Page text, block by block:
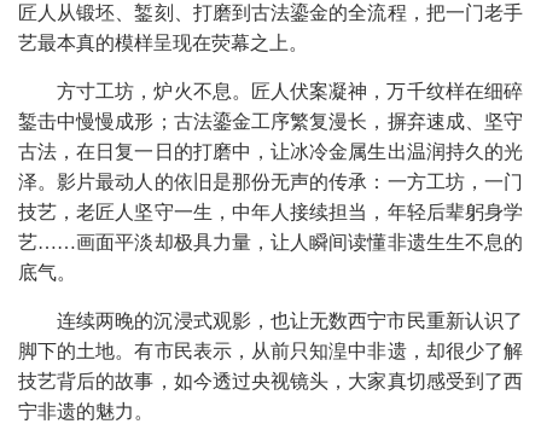
匠人从锻坯、錾刻、打磨到古法鎏金的全流程，把一门老手
艺最本真的模样呈现在荧幕之上。
方寸工坊，炉火不息。匠人伏案凝神，万千纹样在细碎
錾击中慢慢成形；古法鎏金工序繁复漫长，摒弃速成、坚守
古法，在日复一日的打磨中，让冰冷金属生出温润持久的光
泽。影片最动人的依旧是那份无声的传承：一方工坊，一门
技艺，老匠人坚守一生，中年人接续担当，年轻后辈躬身学
艺……画面平淡却极具力量，让人瞬间读懂非遗生生不息的
底气。
连续两晚的沉浸式观影，也让无数西宁市民重新认识了
脚下的土地。有市民表示，从前只知湟中非遗，却很少了解
技艺背后的故事，如今透过央视镜头，大家真切感受到了西
宁非遗的魅力。